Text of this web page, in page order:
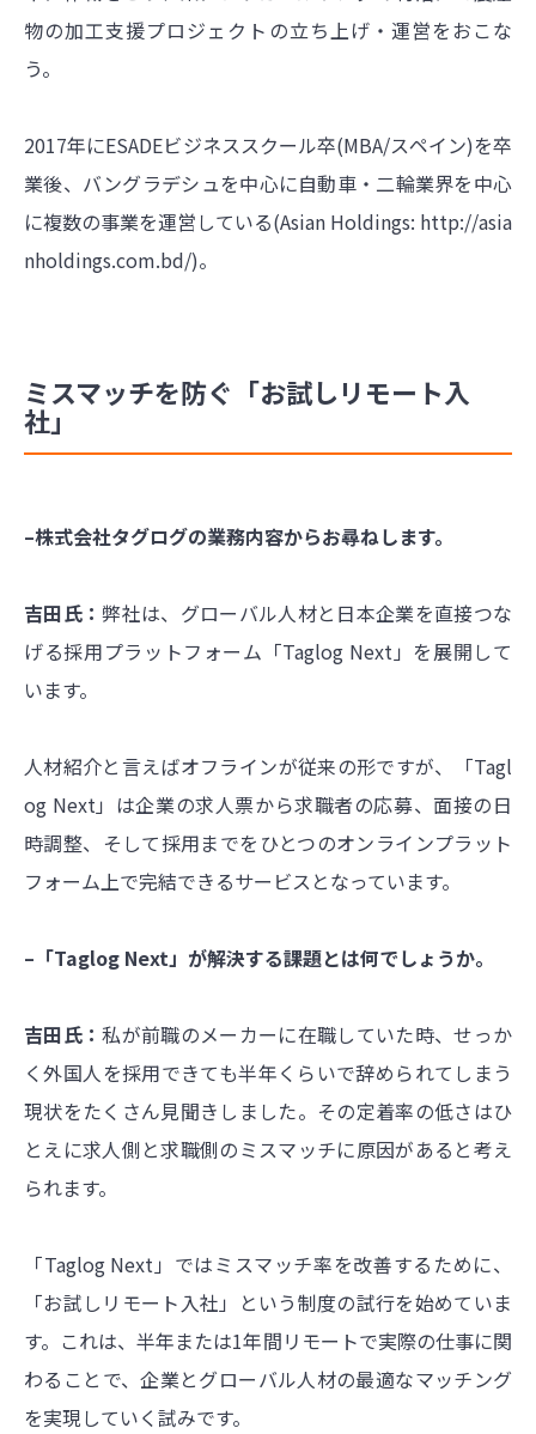
物の加工支援プロジェクトの立ち上げ・運営をおこな
う。
2017年にESADEビジネススクール卒(MBA/スペイン)を卒
業後、バングラデシュを中心に自動車・二輪業界を中心
に複数の事業を運営している(Asian Holdings: http://asia
nholdings.com.bd/)。
ミスマッチを防ぐ「お試しリモート入
社」
–株式会社タグログの業務内容からお尋ねします。
吉田氏：弊社は、グローバル人材と日本企業を直接つな
げる採用プラットフォーム「Taglog Next」を展開して
います。
人材紹介と言えばオフラインが従来の形ですが、「Tagl
og Next」は企業の求人票から求職者の応募、面接の日
時調整、そして採用までをひとつのオンラインプラット
フォーム上で完結できるサービスとなっています。
–「Taglog Next」が解決する課題とは何でしょうか。
吉田氏：私が前職のメーカーに在職していた時、せっか
く外国人を採用できても半年くらいで辞められてしまう
現状をたくさん見聞きしました。その定着率の低さはひ
とえに求人側と求職側のミスマッチに原因があると考え
られます。
「Taglog Next」ではミスマッチ率を改善するために、
「お試しリモート入社」という制度の試行を始めていま
す。これは、半年または1年間リモートで実際の仕事に関
わることで、企業とグローバル人材の最適なマッチング
を実現していく試みです。